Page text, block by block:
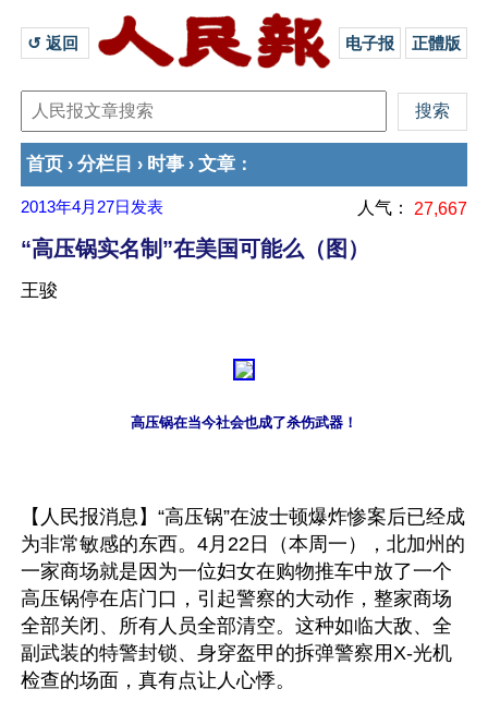
↺ 返回 电子报 正體版
首页 › 分栏目 › 时事 › 文章 ：
2013年4月27日 发表 人气： 27,667
“高压锅实名制”在美国可能么（图）
王骏
高压锅在当今社会也成了杀伤武器！
【人民报消息】“高压锅”在波士顿爆炸惨案后已经成
为非常敏感的东西。4月22日（本周一），北加州的
一家商场就是因为一位妇女在购物推车中放了一个
高压锅停在店门口，引起警察的大动作，整家商场
全部关闭、所有人员全部清空。这种如临大敌、全
副武装的特警封锁、身穿盔甲的拆弹警察用X-光机
检查的场面，真有点让人心悸。